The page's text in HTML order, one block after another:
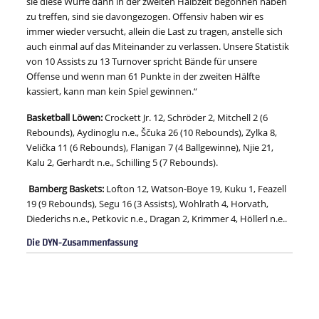
zu treffen, sind sie davongezogen. Offensiv haben wir es
immer wieder versucht, allein die Last zu tragen, anstelle sich
auch einmal auf das Miteinander zu verlassen. Unsere Statistik
von 10 Assists zu 13 Turnover spricht Bände für unsere
Offense und wenn man 61 Punkte in der zweiten Hälfte
kassiert, kann man kein Spiel gewinnen.“
Basketball Löwen:Crockett Jr. 12, Schröder 2, Mitchell 2 (6
Rebounds), Aydinoglu n.e., Ščuka 26 (10 Rebounds), Zylka 8,
Velička 11 (6 Rebounds), Flanigan 7 (4 Ballgewinne), Njie 21,
Kalu 2, Gerhardt n.e., Schilling 5 (7 Rebounds).
Bamberg Baskets: Lofton 12, Watson-Boye 19, Kuku 1, Feazell
19 (9 Rebounds), Segu 16 (3 Assists), Wohlrath 4, Horvath,
Diederichs n.e., Petkovic n.e., Dragan 2, Krimmer 4, Höllerl n.e..
Die DYN-Zusammenfassung